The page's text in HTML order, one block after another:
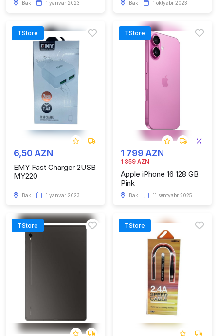
Bakı 1 yanvar 2023 Bakı 1 oktyabr 2023
TStore
6,50 AZN
EMY Fast Charger 2USB
MY220
Bakı 1 yanvar 2023
TStore
1 799 AZN
1 859 AZN
Apple iPhone 16 128 GB
Pink
Bakı 11 sentyabr 2025
TStore TStore